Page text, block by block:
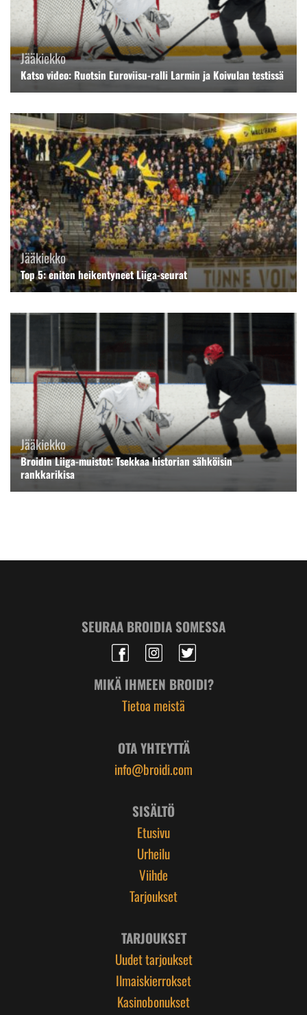
Jääkiekko
Katso video: Ruotsin Euroviisu-ralli Larmin ja Koivulan testissä
Jääkiekko
Top 5: eniten heikentyneet Liiga-seurat
Jääkiekko
Broidin Liiga-muistot: Tsekkaa historian sähköisin
rankkarikisa
SEURAA BROIDIA SOMESSA
MIKÄ IHMEEN BROIDI?
Tietoa meistä
OTA YHTEYTTÄ
info@broidi.com
SISÄLTÖ
Etusivu
Urheilu
Viihde
Tarjoukset
TARJOUKSET
Uudet tarjoukset
Ilmaiskierrokset
Kasinobonukset